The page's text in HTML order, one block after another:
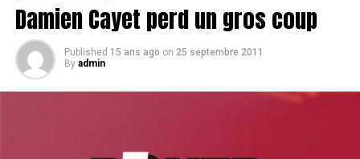
Damien Cayet perd un gros coup
Published 15 ans ago on 25 septembre 2011
By admin